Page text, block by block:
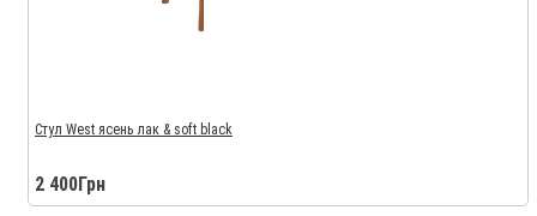
Стул West ясень лак & soft black
2 400Грн